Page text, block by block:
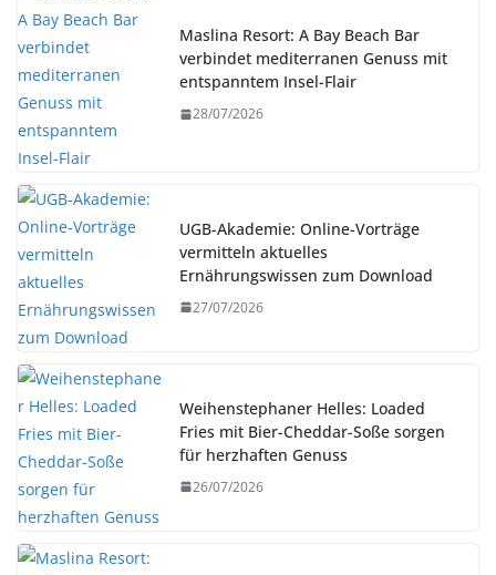
Maslina Resort: A Bay Beach Bar
verbindet mediterranen Genuss mit
entspanntem Insel-Flair
28/07/2026
UGB-Akademie: Online-Vorträge
vermitteln aktuelles
Ernährungswissen zum Download
27/07/2026
Weihenstephaner Helles: Loaded
Fries mit Bier-Cheddar-Soße sorgen
für herzhaften Genuss
26/07/2026